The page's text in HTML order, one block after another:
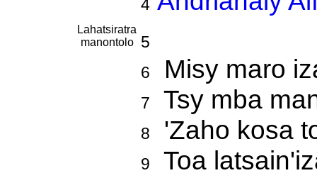
4
Lahatsiratra
manontolo
5
6
Misy maro
7 Tsy mba
8 'Zaho kosa
9 Toa